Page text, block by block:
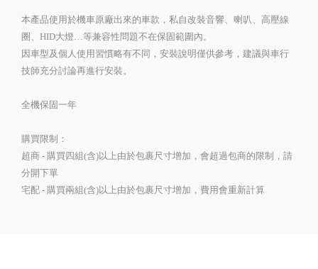
本產品使用於機車原廠出來的車款，私自改裝音響、喇叭、高壓線
圈、HID大燈…等兼容性問題不在保固範圍內。
因車型及個人使用習慣略有不同，安裝說明僅供參考，建議與車行
技師充分討論再進行安裝。
全機保固一年
購買限制：
超商 - 購買四組(含)以上由於包裹尺寸增加，會超過包商的限制，請
分開下單
宅配 - 購買兩組(含)以上由於包裹尺寸增加，費用會重新計算